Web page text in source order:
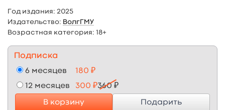
Год издания: 2025
Издательство: ВолгГМУ
Возрастная категория: 18+
Подписка
6 месяцев 180 ₽
12 месяцев 300 ₽360 ₽
В корзину Подарить